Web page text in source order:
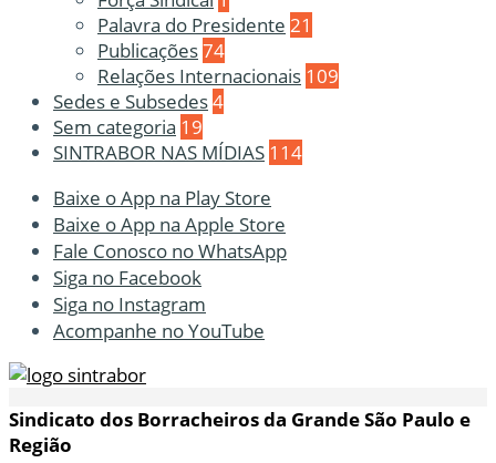
Palavra do Presidente 21
Publicações74
Relações Internacionais 109
Sedes e Subsedes4
Sem categoria 19
SINTRABOR NAS MÍDIAS 114
Baixe o App na Play Store
Baixe o App na Apple Store
Fale Conosco no WhatsApp
Siga no Facebook
Siga no Instagram
Acompanhe no YouTube
Sindicato dos Borracheiros da Grande São Paulo e
Região